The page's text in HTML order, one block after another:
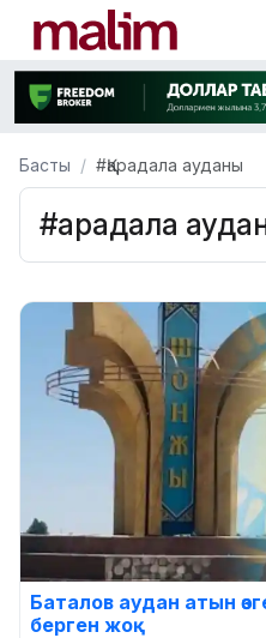
Басты #Қарадала ауданы
#Қарадала
Баталов аудан атын
берген жоқ